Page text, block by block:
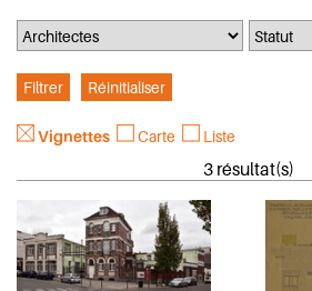
Vignettes Carte Liste
3 résultat(s)